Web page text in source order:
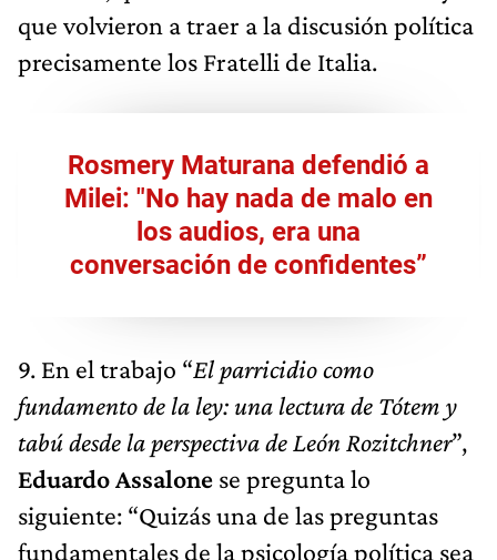
que volvieron a traer a la discusión política
precisamente los Fratelli de Italia.
Rosmery Maturana defendió a
Milei: "No hay nada de malo en
los audios, era una
conversación de confidentes”
9. En el trabajo “El parricidio como
fundamento de la ley: una lectura de Tótem y
tabú desde la perspectiva de León Rozitchner”,
Eduardo Assalone se pregunta lo
siguiente: “Quizás una de las preguntas
fundamentales de la psicología política sea